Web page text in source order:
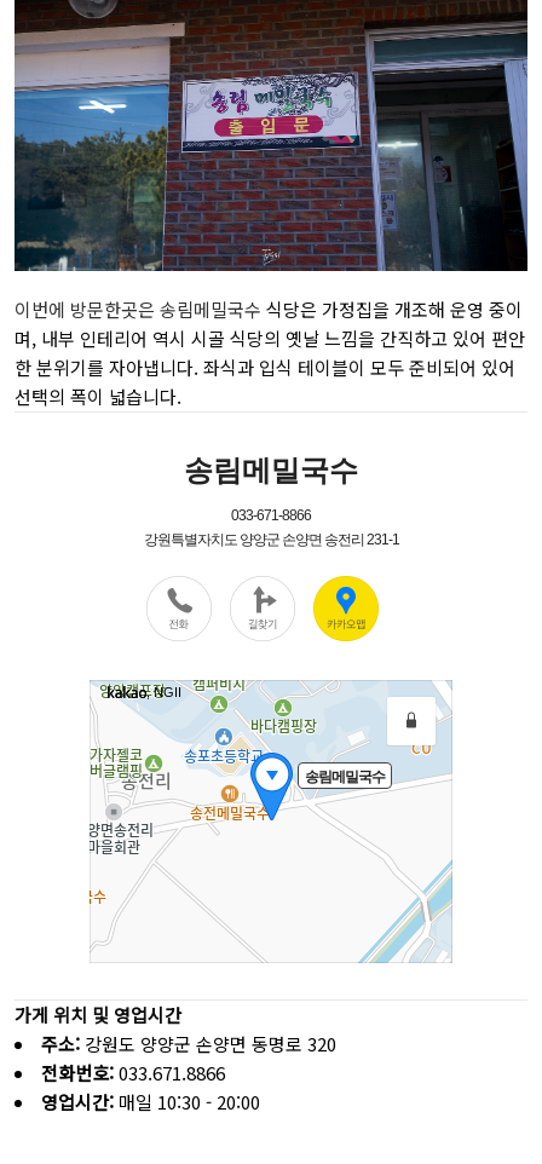
이번에 방문한곳은 송림메밀국수 식당은 가정집을 개조해 운영 중이
며, 내부 인테리어 역시 시골 식당의 옛날 느낌을 간직하고 있어 편안
한 분위기를 자아냅니다. 좌식과 입식 테이블이 모두 준비되어 있어
선택의 폭이 넓습니다.
가게 위치 및 영업시간
주소: 강원도 양양군 손양면 동명로 320
전화번호:033.671.8866
영업시간: 매일 10:30 - 20:00